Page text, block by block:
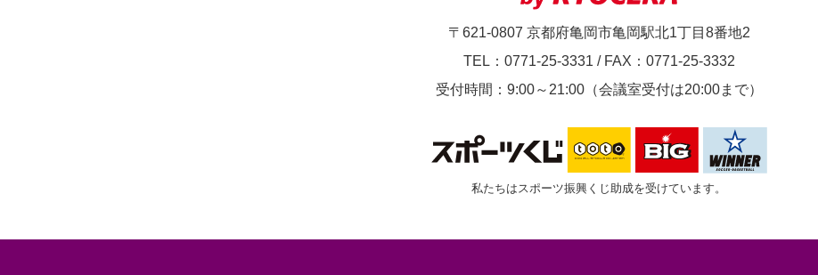
〒621-0807 京都府亀岡市亀岡駅北1丁目8番地2
TEL：0771-25-3331 / FAX：0771-25-3332
受付時間：9:00～21:00（会議室受付は20:00まで）
私たちはスポーツ振興くじ助成を受けています。